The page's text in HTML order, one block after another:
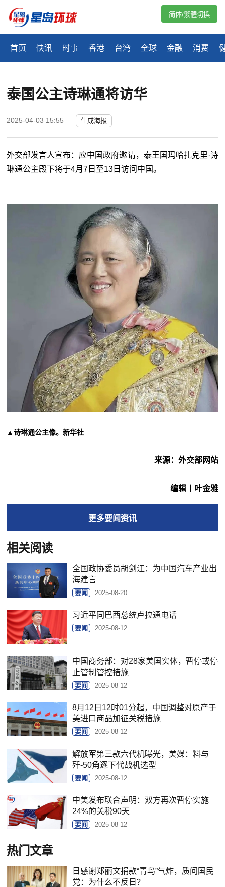
首页 快讯 时事 香港 台湾 全球 金融 消费
简体/繁體切換
泰国公主诗琳通将访华
2025-04-03 15:55 生成海报
外交部发言人宣布：应中国政府邀请，泰王国玛哈扎克里·诗
琳通公主殿下将于4月7日至13日访问中国。
▲诗琳通公主像。新华社
来源：外交部网站
编辑︱叶金雅
更多要闻资讯
相关阅读
全国政协委员胡剑江：为中国汽车产业出
海建言
要闻 2025-08-20
习近平同巴西总统卢拉通电话
要闻 2025-08-12
中国商务部：对28家美国实体，暂停或停
止管制管控措施
要闻 2025-08-12
8月12日12时01分起，中国调整对原产于
美进口商品加征关税措施
要闻 2025-08-12
解放军第三款六代机曝光，美媒：料与
歼-50角逐下代战机选型
要闻 2025-08-12
中美发布联合声明：双方再次暂停实施
24%的关税90天
要闻 2025-08-12
热门文章
日感谢郑丽文捐款“青鸟”气炸，质问国民
党：为什么不反日？